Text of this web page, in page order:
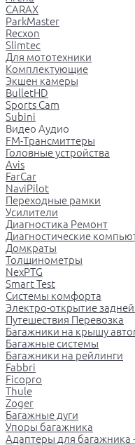
CARAX
ParkMaster
Recxon
Slimtec
Для мототехники
Комплектующие
Экшен камеры
BulletHD
Sports Cam
Subini
Видео Аудио
FM-Трансмиттеры
Головные устройства
Avis
FarCar
NaviPilot
Переходные рамки
Усилители
Диагностика Ремонт
Диагностические
Домкраты
Толщинометры
NexPTG
Smart Test
Системы комфорта
Электро-открытие
Путешествия Перевозка
Багажники на крышу
Багажные системы
Багажники на рейлинги
Fabbri
Ficopro
Thule
Zoger
Багажные дуги
Упоры багажника
Адаптеры для